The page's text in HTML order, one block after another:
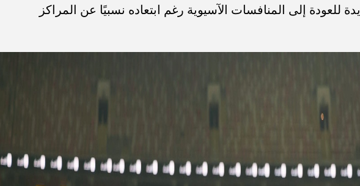
للعودة إلى المنافسات الآسيوية رغم ابتعاده نسبيًا عن المراكز